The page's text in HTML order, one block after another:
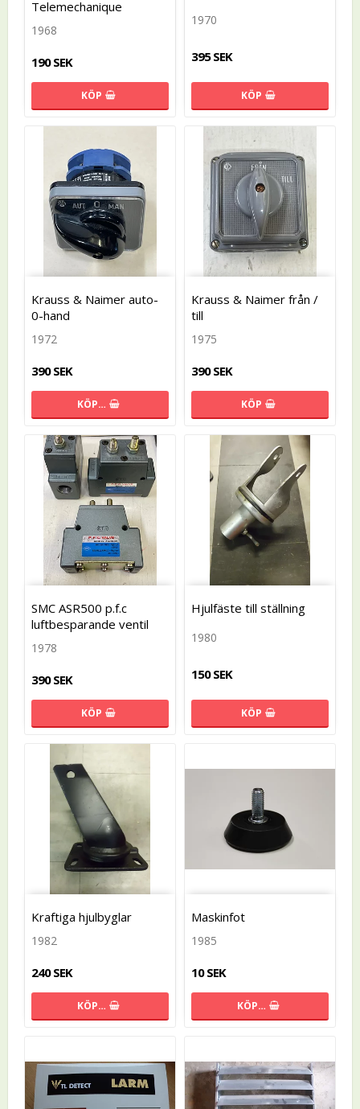
Telemechanique
1968
190 SEK
KÖP
1970
395 SEK
KÖP
Krauss & Naimer auto-
0-hand
1972
390 SEK
KÖP…
Krauss & Naimer från /
till
1975
390 SEK
KÖP
SMC ASR500 p.f.c
luftbesparande ventil
1978
390 SEK
KÖP
Hjulfäste till ställning
1980
150 SEK
KÖP
Kraftiga hjulbyglar
1982
240 SEK
KÖP…
Maskinfot
1985
10 SEK
KÖP…